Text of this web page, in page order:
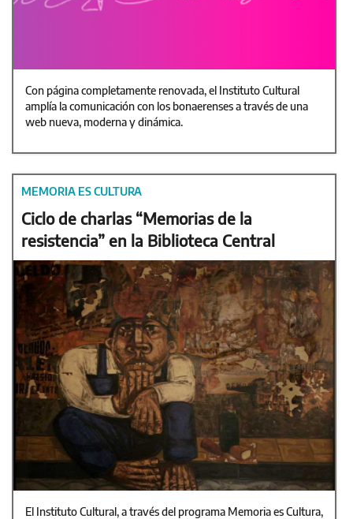
Con página completamente renovada, el Instituto Cultural
amplía la comunicación con los bonaerenses a través de una
web nueva, moderna y dinámica.
MEMORIA ES CULTURA
Ciclo de charlas “Memorias de la
resistencia” en la Biblioteca Central
El Instituto Cultural, a través del programa Memoria es Cultura,